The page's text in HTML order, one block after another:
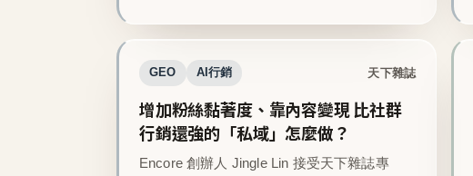
GEO AI行銷 天下雜誌
增加粉絲黏著度、靠內容變現 比社群
行銷還強的「私域」怎麼做？
Encore 創辦人 Jingle Lin 接受天下雜誌專